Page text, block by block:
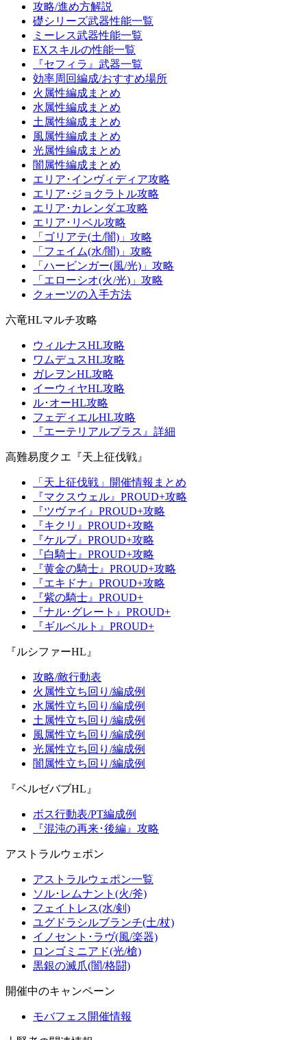
攻略/進め方解説
礎シリーズ武器性能一覧
ミーレス武器性能一覧
EXスキルの性能一覧
『セフィラ』武器一覧
効率周回編成/おすすめ場所
火属性編成まとめ
水属性編成まとめ
土属性編成まとめ
風属性編成まとめ
光属性編成まとめ
闇属性編成まとめ
エリア･インヴィディア攻略
エリア･ジョクラトル攻略
エリア･カレンダエ攻略
エリア･リベル攻略
「ゴリアテ(土/闇)」攻略
「フェイム(水/闇)」攻略
「ハービンガー(風/光)」攻略
「エローシオ(火/光)」攻略
クォーツの入手方法
六竜HLマルチ攻略
ウィルナスHL攻略
ワムデュスHL攻略
ガレヲンHL攻略
イーウィヤHL攻略
ル･オーHL攻略
フェディエルHL攻略
『エーテリアルプラス』詳細
高難易度クエ『天上征伐戦』
「天上征伐戦」開催情報まとめ
『マクスウェル』PROUD+攻略
『ツヴァイ』PROUD+攻略
『キクリ』PROUD+攻略
『ケルブ』PROUD+攻略
『白騎士』PROUD+攻略
『黄金の騎士』PROUD+攻略
『エキドナ』PROUD+攻略
『紫の騎士』PROUD+
『ナル･グレート』PROUD+
『ギルベルト』PROUD+
『ルシファーHL』
攻略/敵行動表
火属性立ち回り/編成例
水属性立ち回り/編成例
土属性立ち回り/編成例
風属性立ち回り/編成例
光属性立ち回り/編成例
闇属性立ち回り/編成例
『ベルゼバブHL』
ボス行動表/PT編成例
『混沌の再来･後編』攻略
アストラルウェポン
アストラルウェポン一覧
ソル･レムナント(火/斧)
フェイトレス(水/剣)
ユグドラシルブランチ(土/杖)
イノセント･ラヴ(風/楽器)
ロンゴミニアド(光/槍)
黒銀の滅爪(闇/格闘)
開催中のキャンペーン
モバフェス開催情報